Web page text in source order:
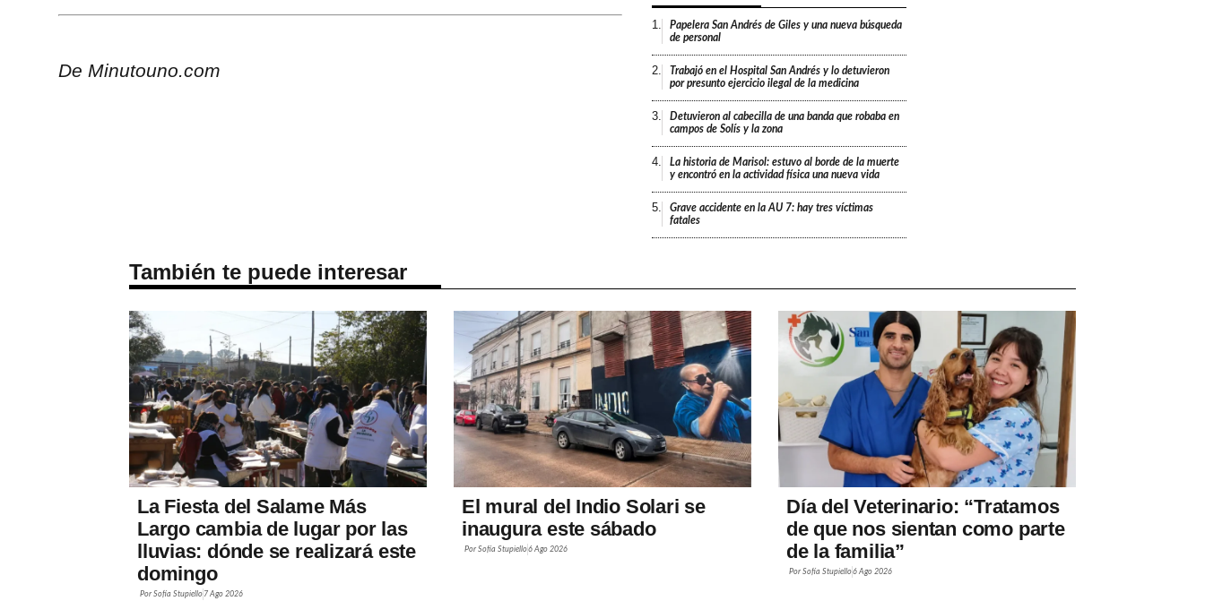
De Minutouno.com
1.
Papelera San Andrés de Giles y una nueva búsqueda
de personal
2.
Trabajó en el Hospital San Andrés y lo detuvieron
por presunto ejercicio ilegal de la medicina
3.
Detuvieron al cabecilla de una banda que robaba en
campos de Solís y la zona
4.
La historia de Marisol: estuvo al borde de la muerte
y encontró en la actividad física una nueva vida
5.
Grave accidente en la AU 7: hay tres víctimas
fatales
También te puede interesar
La Fiesta del Salame Más
Largo cambia de lugar por las
lluvias: dónde se realizará este
domingo
Por Sofía Stupiello 7 Ago 2026
El mural del Indio Solari se
inaugura este sábado
Por Sofía Stupiello6 Ago 2026
Día del Veterinario: “Tratamos
de que nos sientan como parte
de la familia”
Por Sofía Stupiello6 Ago 2026